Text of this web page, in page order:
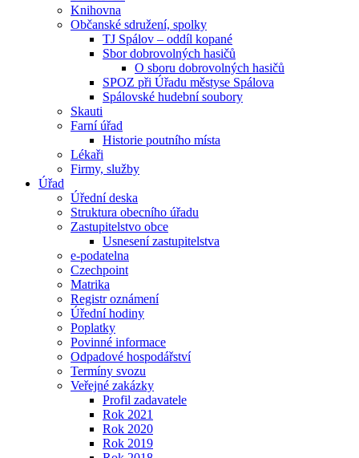
Knihovna
Občanské sdružení, spolky
TJ Spálov – oddíl kopané
Sbor dobrovolných hasičů
O sboru dobrovolných hasičů
SPOZ při Úřadu městyse Spálova
Spálovské hudební soubory
Skauti
Farní úřad
Historie poutního místa
Lékaři
Firmy, služby
Úřad
Úřední deska
Struktura obecního úřadu
Zastupitelstvo obce
Usnesení zastupitelstva
e-podatelna
Czechpoint
Matrika
Registr oznámení
Úřední hodiny
Poplatky
Povinné informace
Odpadové hospodářství
Termíny svozu
Veřejné zakázky
Profil zadavatele
Rok 2021
Rok 2020
Rok 2019